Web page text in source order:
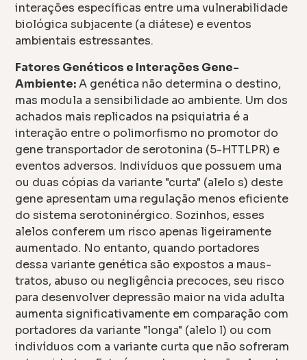
interações específicas entre uma vulnerabilidade
biológica subjacente (a diátese) e eventos
ambientais estressantes.
Fatores Genéticos e Interações Gene-
Ambiente:A genética não determina o destino,
mas modula a sensibilidade ao ambiente. Um dos
achados mais replicados na psiquiatria é a
interação entre o polimorfismo no promotor do
gene transportador de serotonina (5-HTTLPR) e
eventos adversos. Indivíduos que possuem uma
ou duas cópias da variante "curta" (alelo s) deste
gene apresentam uma regulação menos eficiente
do sistema serotoninérgico. Sozinhos, esses
alelos conferem um risco apenas ligeiramente
aumentado. No entanto, quando portadores
dessa variante genética são expostos a maus-
tratos, abuso ou negligência precoces, seu risco
para desenvolver depressão maior na vida adulta
aumenta significativamente em comparação com
portadores da variante "longa" (alelo l) ou com
indivíduos com a variante curta que não sofreram